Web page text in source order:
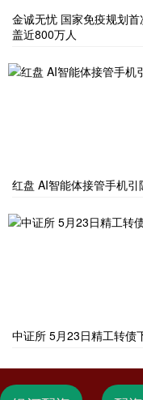
金诚无忧 国家免疫规划
盖近800万人
红盘 AI智能体接管手机
中证所 5月23日精工转债